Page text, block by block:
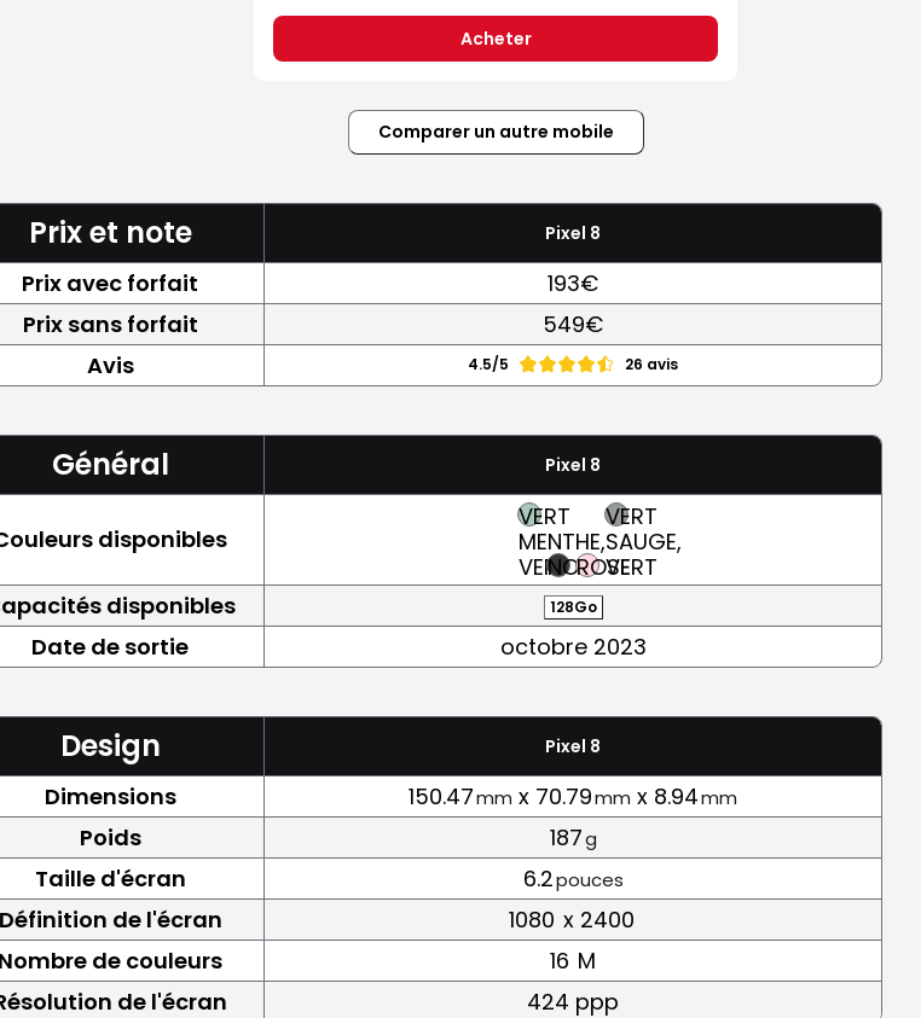
Acheter
Comparer un autre mobile
Prix et note Pixel 8
Prix avec forfait
193€
Prix sans forfait 549€
Avis 4.5/5 26 avis
Général Pixel 8
disponibles
VERT
MENTHE,
VERTNOIRROSE
VERT
SAUGE,
VERT
disponibles 128Go
Date de sortie octobre 2023
Design Pixel 8
Dimensions 150.47mm x 70.79mm x 8.94mm
Poids 187g
Taille d'écran 6.2pouces
Définition de l'écran 1080 x 2400
Nombre de couleurs 16 M
de l'écran 424 ppp